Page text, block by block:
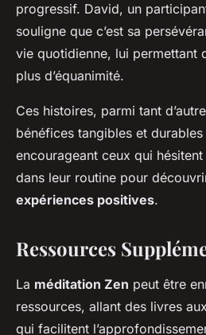
progressif. David, un
souligne que c’est sa
vie quotidienne, lui permettant
plus d’équanimité.
Ces histoires, parmi tant
bénéfices tangibles et durables
encourageant ceux qui
dans leur routine pour
expériences positives.
Ressources
La méditation Zen peut être
ressources, allant des livres
qui facilitent